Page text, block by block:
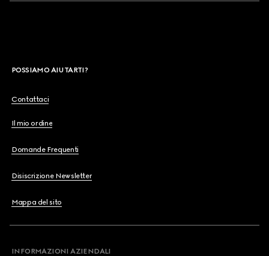
POSSIAMO AIUTARTI?
Contattaci
Il mio ordine
Domande Frequenti
Disiscrizione Newsletter
Mappa del sito
INFORMAZIONI AZIENDALI